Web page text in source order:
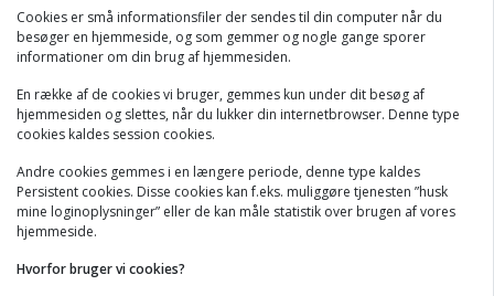
Cookies er små informationsfiler der sendes til din computer når du
besøger en hjemmeside, og som gemmer og nogle gange sporer
informationer om din brug af hjemmesiden.
En række af de cookies vi bruger, gemmes kun under dit besøg af
hjemmesiden og slettes, når du lukker din internetbrowser. Denne type
cookies kaldes session cookies.
Andre cookies gemmes i en længere periode, denne type kaldes
Persistent cookies. Disse cookies kan f.eks. muliggøre tjenesten ”husk
mine loginoplysninger” eller de kan måle statistik over brugen af vores
hjemmeside.
Hvorfor bruger vi cookies?